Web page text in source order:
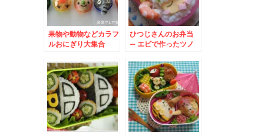
果物や動物などカラフ
ルおにぎり大集合
ひつじさんのお弁当
– エビで作ったツノ